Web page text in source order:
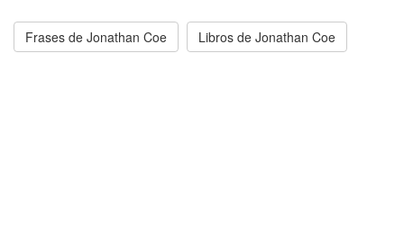
Frases de Jonathan Coe Libros de Jonathan Coe